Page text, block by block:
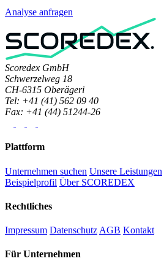
Analyse anfragen
Scoredex GmbH
Schwerzelweg 18
CH-6315 Oberägeri
Tel: +41 (41) 562 09 40
Fax: +41 (44) 51244-26
Plattform
Unternehmen suchen Unsere Leistungen
Beispielprofil Über SCOREDEX
Rechtliches
Impressum Datenschutz AGB Kontakt
Für Unternehmen